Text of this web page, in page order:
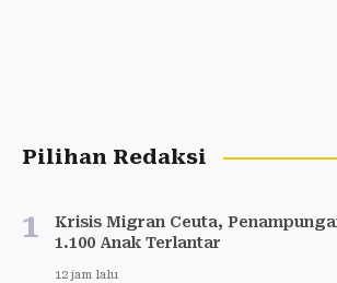
Pilihan Redaksi
1
Krisis Migran Ceuta,
1.100 Anak Terlantar
12 jam lalu